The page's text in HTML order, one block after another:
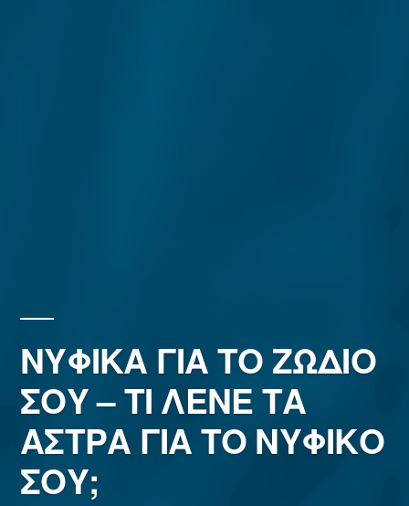
ΝΥΦΙΚΑ ΓΙΑ ΤΟ ΖΩΔΙΟ
ΣΟΥ – ΤΙ ΛΕΝΕ ΤΑ
ΑΣΤΡΑ ΓΙΑ ΤΟ ΝΥΦΙΚΟ
ΣΟΥ;